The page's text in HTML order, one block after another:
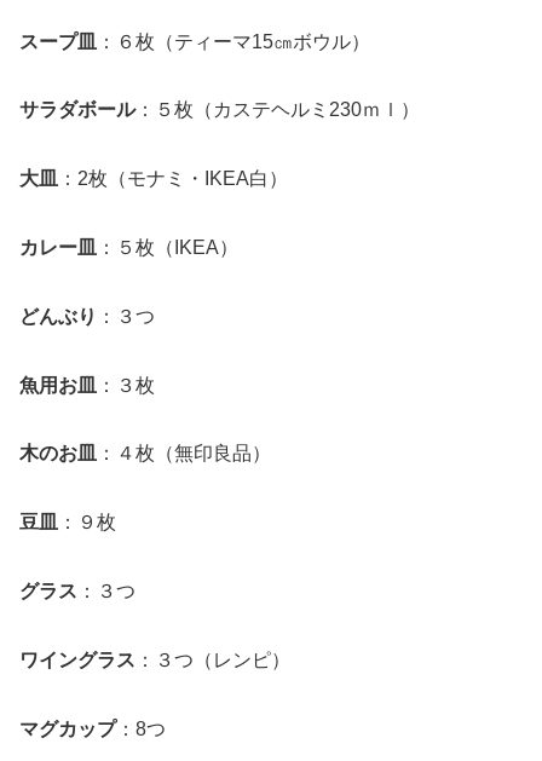
スープ皿 ：６枚（ティーマ15㎝ボウル）
サラダボール：５枚（カステヘルミ230ｍｌ）
大皿 ：2枚（モナミ・IKEA白）
カレー皿 ：５枚（IKEA）
どんぶり ：３つ
魚用お皿 ：３枚
木のお皿 ：４枚（無印良品）
豆皿 ：９枚
グラス ：３つ
ワイングラス ：３つ（レンピ）
マグカップ：8つ